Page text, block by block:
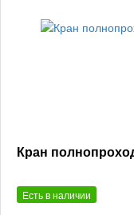
Кран
Есть в наличии